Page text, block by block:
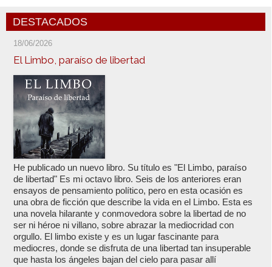
DESTACADOS
18/06/2026
El Limbo, paraíso de libertad
He publicado un nuevo libro. Su título es "El Limbo, paraíso
de libertad" Es mi octavo libro. Seis de los anteriores eran
ensayos de pensamiento político, pero en esta ocasión es
una obra de ficción que describe la vida en el Limbo. Esta es
una novela hilarante y conmovedora sobre la libertad de no
ser ni héroe ni villano, sobre abrazar la mediocridad con
orgullo. El limbo existe y es un lugar fascinante para
mediocres, donde se disfruta de una libertad tan insuperable
que hasta los ángeles bajan del cielo para pasar allí